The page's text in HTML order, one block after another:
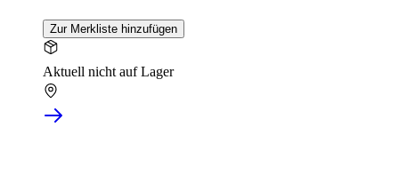
Zur Merkliste hinzufügen
Aktuell nicht auf Lager